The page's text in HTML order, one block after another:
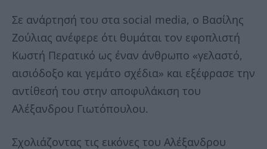
Σε ανάρτησή του στα social media, ο Βασίλης
Ζούλιας ανέφερε ότι θυμάται τον εφοπλιστή
Κωστή Περατικό ως έναν άνθρωπο «γελαστό,
αισιόδοξο και γεμάτο σχέδια» και εξέφρασε την
αντίθεσή του στην αποφυλάκιση του
Αλέξανδρου Γιωτόπουλου.
Σχολιάζοντας τις εικόνες του Αλέξανδρου